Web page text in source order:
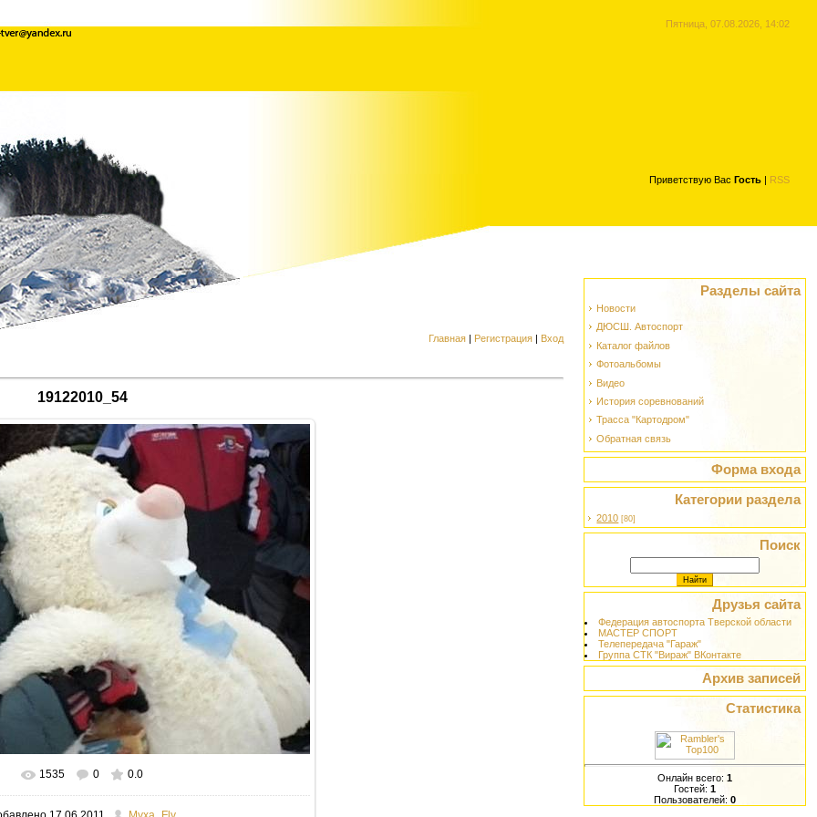
Пятница, 07.08.2026, 14:02
Приветствую Вас Гость | RSS
Главная | Регистрация | Вход
19122010_54
реальном размере 689x500
1535 0 0.0
Разделы сайта
Новости
ДЮСШ. Автоспорт
Каталог файлов
Фотоальбомы
Видео
История соревнований
Трасса "Картодром"
Обратная связь
Форма входа
Категории раздела
2010 [80]
Поиск
Друзья сайта
Федерация автоспорта Тверской области
МАСТЕР СПОРТ
Телепередача "Гараж"
Группа СТК "Вираж" ВКонтакте
Архив записей
Статистика
Онлайн всего: 1
Гостей: 1
Пользователей: 0